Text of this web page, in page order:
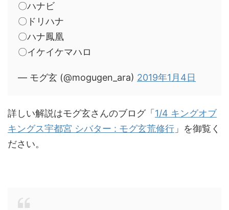
〇ハナビ
〇ドリハナ
〇ハナ鳳凰
〇イケイケマハロ
— モグ玄 (@mogugen_ara) 2019年1月4日
詳しい解説はモグ玄さんのブログ「 1/4 キングオブ
キングス宇都宮 シバター : モグ玄荒修行 」を御覧く
ださい。